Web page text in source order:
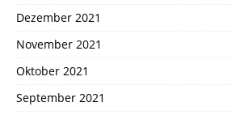
Dezember 2021
November 2021
Oktober 2021
September 2021